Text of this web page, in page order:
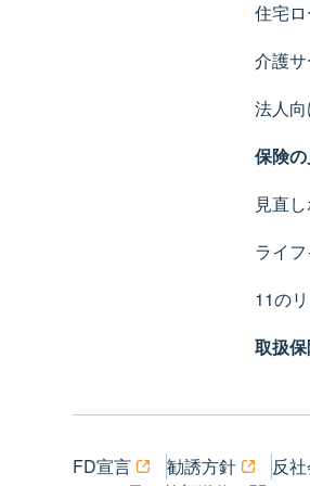
住宅
介護
法人
保険
見直
ライ
11の
取扱
FD宣言 勧誘方針 反